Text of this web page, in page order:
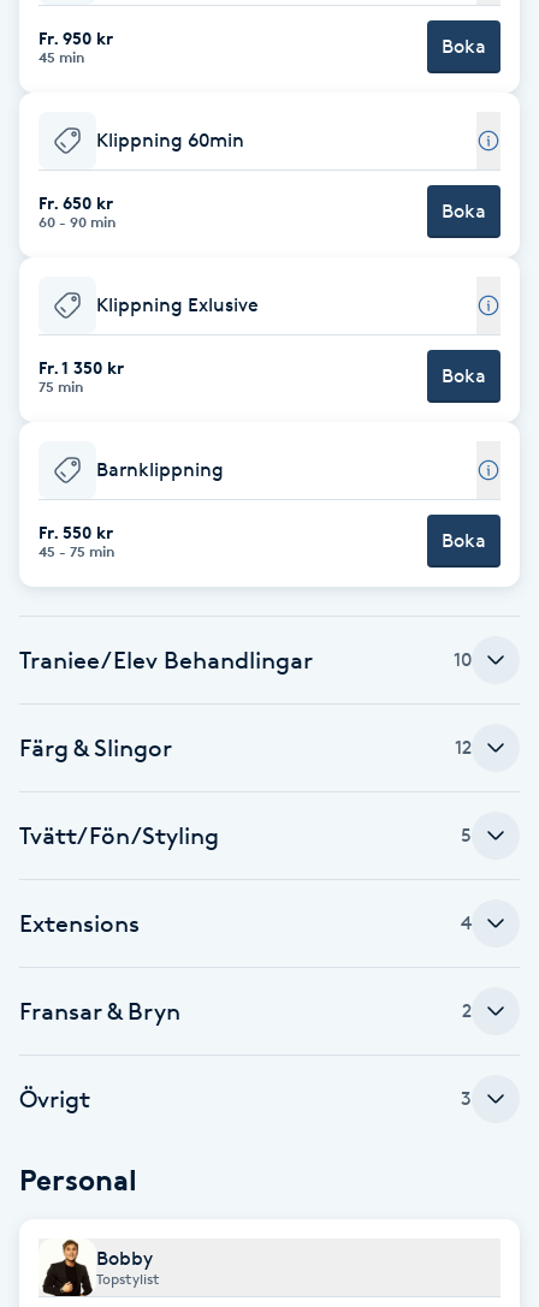
Babylights
Bambumassage
Barber
Barnklippning
BIAB
Brynformning
Brynfärgning
C
Celluliter
Color correction
Cryoterapi
Damklippning
Dermapen
Fr. 950 kr
45 min Boka
Klippning 60min
Fr. 650 kr
60 - 90 min Boka
Klippning Exlusive
Fr. 1 350 kr
75 min Boka
Barnklippning
Fr. 550 kr
45 - 75 min Boka
Traniee/Elev Behandlingar 10
Färg & Slingor 12
Tvätt/Fön/Styling 5
Extensions 4
Fransar & Bryn 2
Övrigt 3
Personal
Bobby
Topstylist